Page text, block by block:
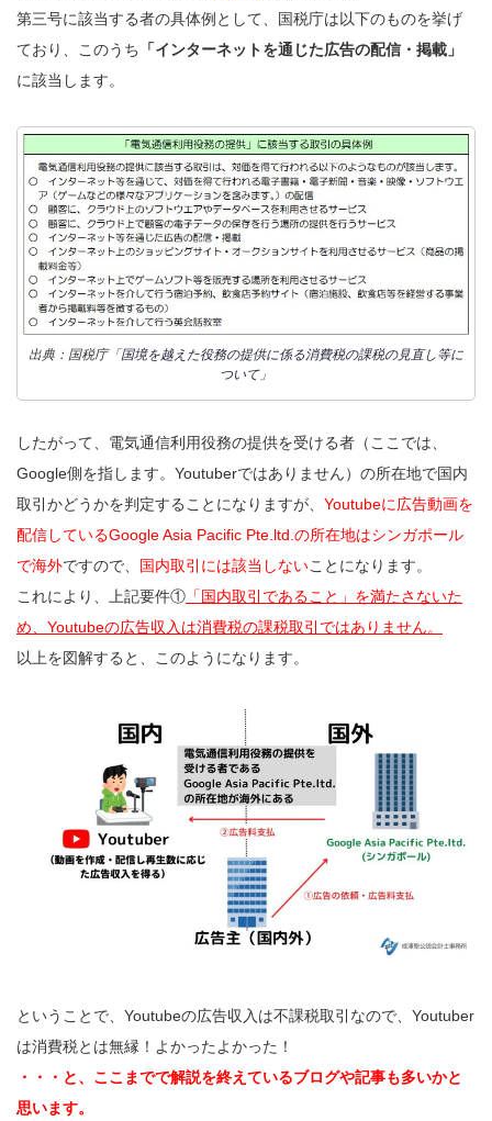
第三号に該当する者の具体例として、国税庁は以下のものを挙げ
ており、このうち 「インターネットを通じた広告の配信・掲載」
に該当します。
出典：国税庁「国境を越えた役務の提供に係る消費税の課税の見直し等に
ついて」
したがって、電気通信利用役務の提供を受ける者（ここでは、
Google側を指します。Youtuberではありません）の所在地で国内
取引かどうかを判定することになりますが、 Youtubeに広告動画を
配信しているGoogle Asia Pacific Pte.ltd.の所在地はシンガポール
で海外ですので、 国内取引には該当しないことになります。
これにより、上記要件① 「国内取引であること」を満たさないた
め、Youtubeの広告収入は消費税の課税取引ではありません。
以上を図解すると、このようになります。
ということで、Youtubeの広告収入は不課税取引なので、Youtuber
は消費税とは無縁！よかったよかった！
・・・と、ここまでで解説を終えているブログや記事も多いかと
思います。